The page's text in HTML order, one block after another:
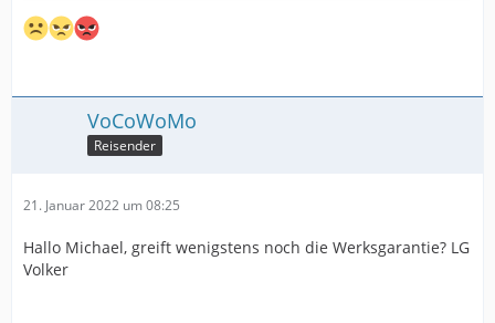
VoCoWoMo
Reisender
21. Januar 2022 um 08:25
Hallo Michael, greift wenigstens noch die Werksgarantie? LG
Volker